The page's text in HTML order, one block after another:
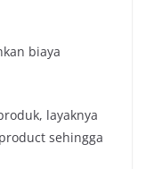
biaya
layaknya
sehingga